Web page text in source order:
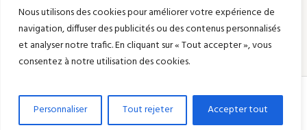
Nous utilisons des cookies pour améliorer votre expérience de
navigation, diffuser des publicités ou des contenus personnalisés
et analyser notre trafic. En cliquant sur « Tout accepter », vous
consentez à notre utilisation des cookies.
Personnaliser Tout rejeter Accepter tout
Création de site internetpar| WeaselPixel |Expert en
Communication DIGITALE
| 2025